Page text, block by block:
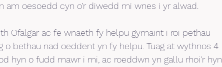
am oesoedd cyn o’r diwedd mi wnes i yr alwad.
Ofalgar ac fe wnaeth fy helpu gymaint i roi pethau
bethau nad oeddent yn fy helpu. Tuag at wythnos 4
hyn o fudd mawr i mi, ac roeddwn yn gallu rhoi’r hyn